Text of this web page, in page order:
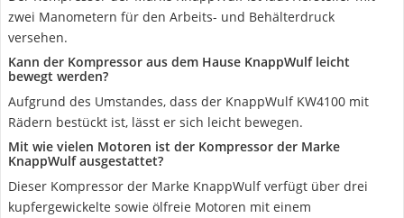
zwei Manometern für den Arbeits- und Behälterdruck
versehen.
Kann der Kompressor aus dem Hause KnappWulf leicht
bewegt werden?
Aufgrund des Umstandes, dass der KnappWulf KW4100 mit
Rädern bestückt ist, lässt er sich leicht bewegen.
Mit wie vielen Motoren ist der Kompressor der Marke
KnappWulf ausgestattet?
Dieser Kompressor der Marke KnappWulf verfügt über drei
kupfergewickelte sowie ölfreie Motoren mit einem